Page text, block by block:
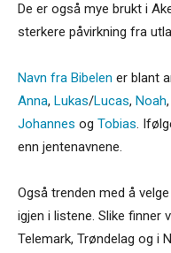
De er også mye brukt i
sterkere påvirkning fra
Navn fra Bibelen er blant
Anna, Lukas/Lucas, Noah,
Johannes og Tobias.
enn jentenavnene.
Også trenden med å
igjen i listene. Slike finner
Telemark, Trøndelag og i